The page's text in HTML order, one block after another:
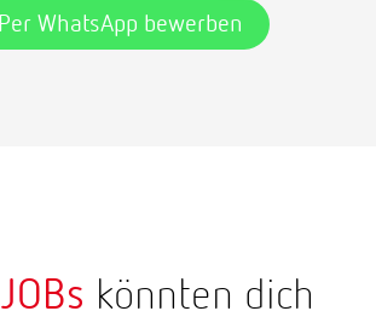
Per WhatsApp bewerben
JOBs könnten dich